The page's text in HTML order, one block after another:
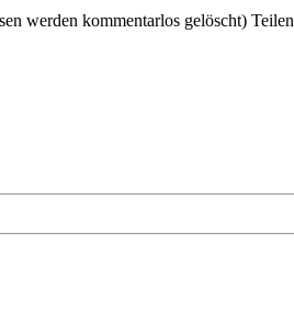
werden kommentarlos gelöscht) Teilen